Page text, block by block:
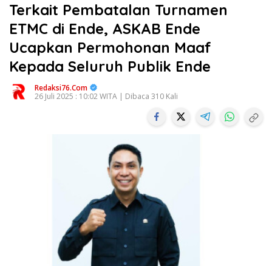
Terkait Pembatalan Turnamen
ETMC di Ende, ASKAB Ende
Ucapkan Permohonan Maaf
Kepada Seluruh Publik Ende
Redaksi76.com
26 Juli 2025 : 10:02 WITA | Dibaca 310 Kali